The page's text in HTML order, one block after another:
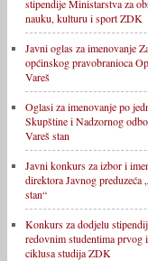
stipendije Ministarstva za
nauku, kulturu i sport ZDK
Javni oglas za imenovanje
općinskog pravobranioca
Vareš
Oglasi za imenovanje po
Skupštine i Nadzornog
Vareš stan
Javni konkurs za izbor i
direktora Javnog preduzeća
stan“
Konkurs za dodjelu
redovnim studentima prvog
ciklusa studija ZDK